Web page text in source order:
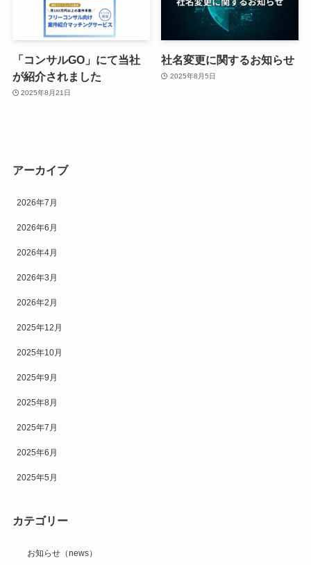
「コンサルGO」にて当社
が紹介されました
2025年8月21日
社名変更に関するお知らせ
2025年8月5日
アーカイブ
2026年7月
2026年6月
2026年4月
2026年3月
2026年2月
2025年12月
2025年10月
2025年9月
2025年8月
2025年7月
2025年6月
2025年5月
カテゴリー
お知らせ（news）